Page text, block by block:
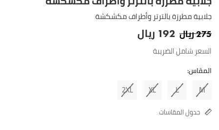
جلابية مطرزة بالترتر وأطراف مكشكشة
ريال275 ريال 192
السعر شامل الضريبة
المقاس:
M
L
XL
2XL
جدول المقاسات